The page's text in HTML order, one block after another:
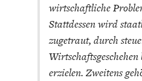
DAS
wirtschaftliche
Stattdessen wird
zugetraut, durch
Wirtschaftsgeschehen
erzielen. Zweitens